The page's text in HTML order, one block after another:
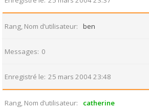
Rang, Nom d’utilisateur ben
Messages 0
Enregistré le 25 mars 2004 23:48
Rang, Nom d’utilisateur catherine